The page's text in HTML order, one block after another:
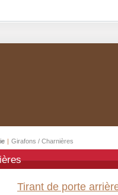
| Girafons / Charnières
Tirant de porte